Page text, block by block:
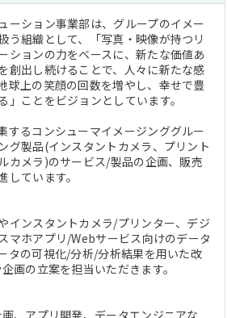
ーション事業部は、グループのイメー
う組織として、「写真・映像が持つリ
ションの力をベースに、新たな価値あ
創出し続けることで、人々に新たな感
球上の笑顔の回数を増やし、幸せで豊
」ことをビジョンとしています。
するコンシューマイメージンググルー
グ製品(インスタントカメラ、プリント
カメラ)のサービス/製品の企画、販売
しています。
インスタントカメラ/プリンター、デジ
マホアプリ/Webサービス向けのデータ
タの可視化/分析/分析結果を用いた改
画の立案を担当いただきます。